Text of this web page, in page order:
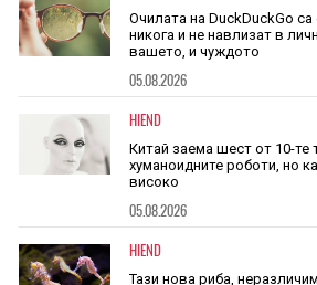
Очилата на DuckDuckGo
никога и не навлизат в
вашето, и чуждото
05.08.2026
HIEND
Китай заема шест от 10-те
хуманоидните роботи, но
високо
05.08.2026
HIEND
Тази нова риба,